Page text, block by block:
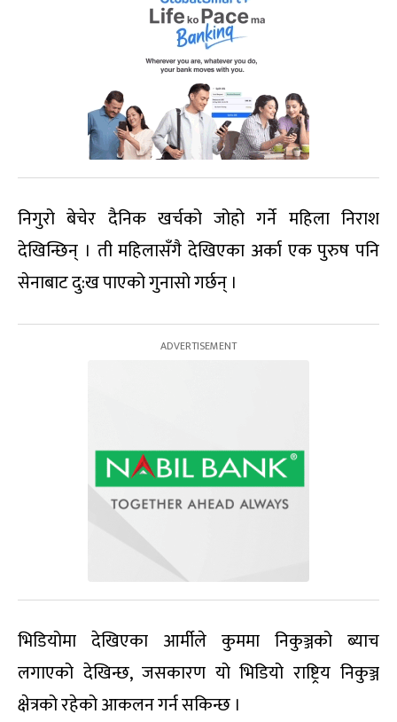
निगुरो बेचेर दैनिक खर्चको जोहो गर्ने महिला निराश
देखिन्छिन् । ती महिलासँगै देखिएका अर्का एक पुरुष पनि
सेनाबाट दु:ख पाएको गुनासो गर्छन् ।
भिडियोमा देखिएका आर्मीले कुममा निकुञ्जको ब्याच
लगाएको देखिन्छ, जसकारण यो भिडियो राष्ट्रिय निकुञ्ज
क्षेत्रको रहेको आकलन गर्न सकिन्छ ।